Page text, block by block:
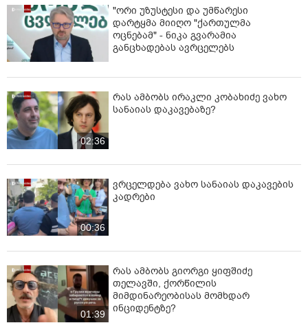
"ორი უზუსტესი და უმწარესი
დარტყმა მიიღო "ქართულმა
ოცნებამ" - ნიკა გვარამია
განცხადებას ავრცელებს
02:36
რას ამბობს ირაკლი კობახიძე ვახო
სანაიას დაკავებაზე?
00:36
ვრცელდება ვახო სანაიას დაკავების
კადრები
01:39
რას ამბობს გიორგი ყიფშიძე
თელავში, ქორწილის
მიმდინარეობისას მომხდარ
ინციდენტზე?